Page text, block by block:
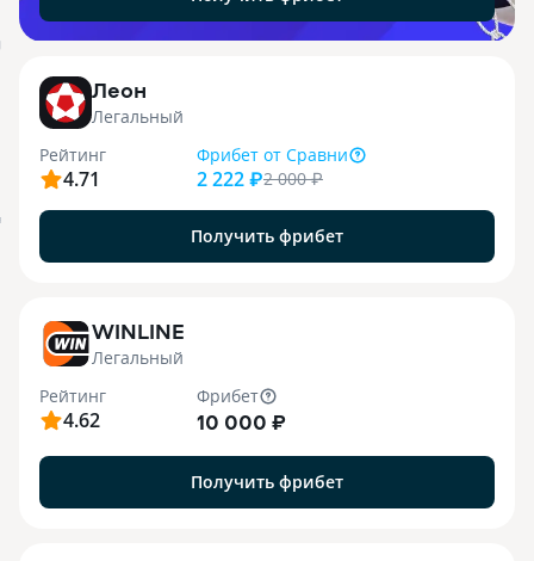
Леон
Легальный
Рейтинг
4.71
Фрибет от Сравни
2 222 ₽2 000₽
Получить фрибет
WINLINE
Легальный
Рейтинг
4.62
Фрибет
10 000 ₽
Получить фрибет